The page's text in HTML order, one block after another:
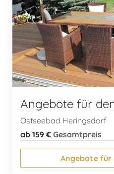
Angebote für
Ostseebad Heringsdorf
ab 159 € Gesamtpreis
Angebote für